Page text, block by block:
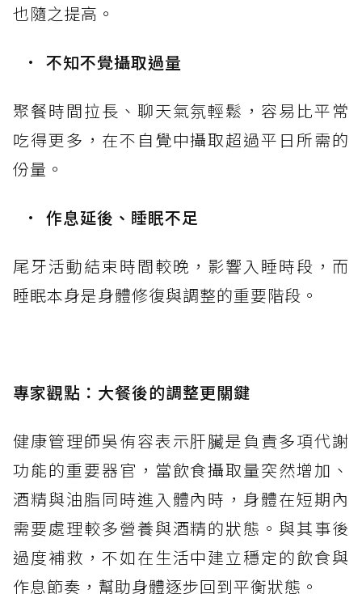
也隨之提高。
不知不覺攝取過量
聚餐時間拉長、聊天氣氛輕鬆，容易比平常
吃得更多，在不自覺中攝取超過平日所需的
份量。
作息延後、睡眠不足
尾牙活動結束時間較晚，影響入睡時段，而
睡眠本身是身體修復與調整的重要階段。
專家觀點：大餐後的調整更關鍵
健康管理師吳侑容表示肝臟是負責多項代謝
功能的重要器官，當飲食攝取量突然增加、
酒精與油脂同時進入體內時，身體在短期內
需要處理較多營養與酒精的狀態。與其事後
過度補救，不如在生活中建立穩定的飲食與
作息節奏，幫助身體逐步回到平衡狀態。